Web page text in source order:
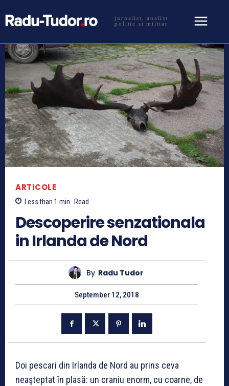
jurnalist, analist
politic si militar
ARTICOLE
Less than 1 min. Read
Descoperire senzationala
in Irlanda de Nord
By Radu Tudor
September 12, 2018
Doi pescari din Irlanda de Nord au prins ceva
neaşteptat în plasă: un craniu enorm, cu coarne, de